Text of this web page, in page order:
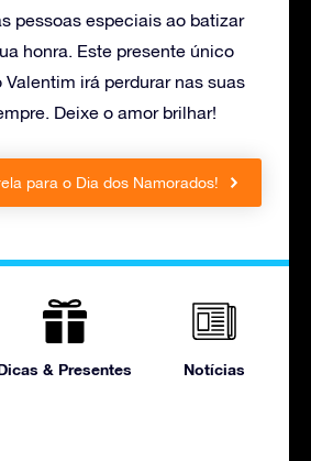
pessoas especiais ao batizar
honra. Este presente único
Valentim irá perdurar nas suas
Deixe o amor brilhar!
para o Dia dos Namorados!
& Presentes Notícias